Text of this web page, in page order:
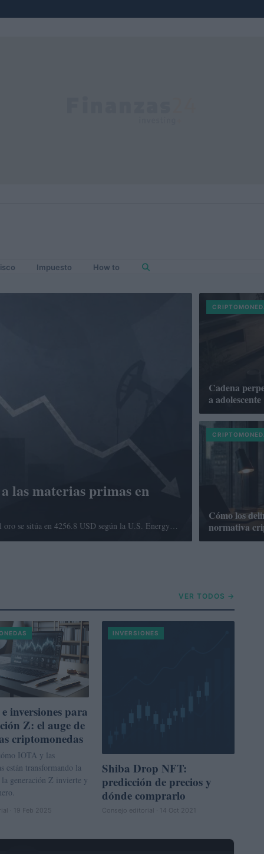
Impuesto How to
las materias primas en
se sitúa en 4256.8 USD según la U.S. Energy…
Cadena
a adolescente
Cómo los
normativa
VER TODOS →
inversiones para
Z: el auge de
criptomonedas
IOTA y las
están transformando la
la generación Z invierte y
· 19 Feb 2025
INVERSIONES
Shiba Drop NFT:
predicción de precios y
dónde comprarlo
Consejo editorial · 14 Oct 2021